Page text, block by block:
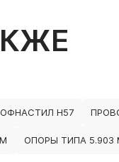
Н57
ОПОРЫ ТИПА 5.903